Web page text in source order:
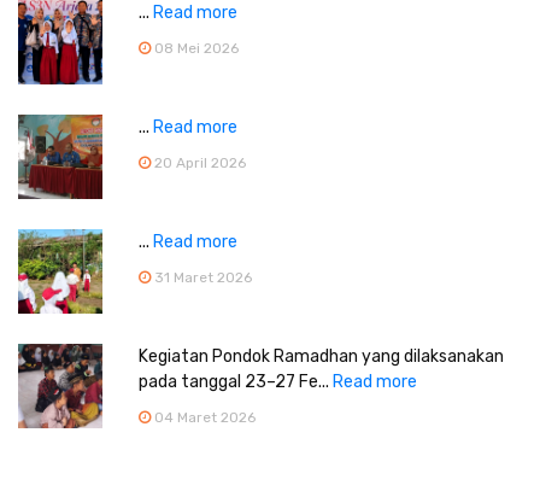
... Read more
08 Mei 2026
... Read more
20 April 2026
... Read more
31 Maret 2026
Kegiatan Pondok Ramadhan yang dilaksanakan
pada tanggal 23–27 Fe... Read more
04 Maret 2026